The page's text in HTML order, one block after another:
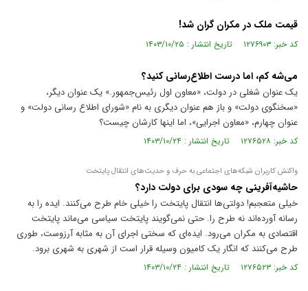
قیمت ملک در مکران گران شد!
کد خبر: ۱۲۷۶۹۰۳ تاریخ انتشار : ۱۴۰۳/۱۰/۲۵
‌می‌شه کم، اما درست اطلاع‌رسانی کنید؟
یک عنوان شغلی در دولت، «معاون اول رئیس‌جمهور.» یک عنوان دیگر،
«سخنگوی دولت» و باز هم عنوان دیگری به نام «شورای اطلاع رسانی دولت» و
عنوان چهارم، «معاون اجرایی»، اما اینها کارشان چیست؟
کد خبر: ۱۲۷۶۵۲۸ تاریخ انتشار : ۱۴۰۳/۱۰/۲۴
واکنش کاربران شبکه‌های اجتماعی به حرف و حدیث‌های انتقال پایتخت
حاشیه‌آفرینی چه سودی برای دولت دارد؟
خیلی متعجبم! دولتی‌ها انتقال پایتخت را خیلی خام طرح می‌کنند. ایده را به
رسانه آورده‌اند نه طرح را. حتی نمی‌گویند پایتخت سیاسی می‌ماند پایتخت
اقتصادی به مکران می‌رود. ایده‌ای که سختی اجرای آن به مثابه آرزوست، طوری
طرح می‌کنند که انگار یک کامیون وسیله قرار است از شهری به شهری برود.
کد خبر: ۱۲۷۶۵۲۳ تاریخ انتشار : ۱۴۰۳/۱۰/۲۴